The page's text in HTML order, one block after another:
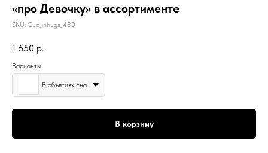
«про Девочку» в ассортименте
SKU: Cup_inhugs_480
1 650 р.
Варианты
В объятиях сна
В корзину